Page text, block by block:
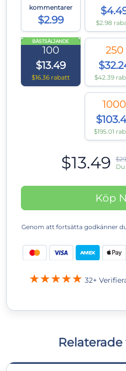
kommentarer
$2.99 $2.98
BÄSTSÄLJANDE
100
$13.49
$16.36 rabatt
250
$42.39
1000
$195.01
$13.49
Köp
Genom att fortsätta godkänner
32+